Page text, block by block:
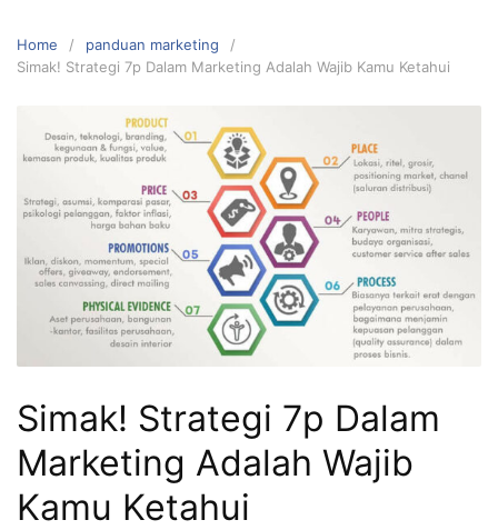
Home
panduan marketing
Simak! Strategi 7p Dalam Marketing Adalah Wajib Kamu Ketahui
Simak! Strategi 7p Dalam
Marketing Adalah Wajib
Kamu Ketahui